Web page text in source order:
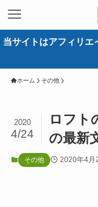
当サイトはアフィリエ
ホーム その他
ロフト
の最新
2020
4/24
その他 2020年4月